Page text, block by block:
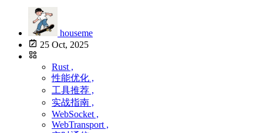
houseme
25 Oct, 2025
Rust ,
性能优化 ,
工具推荐 ,
实战指南 ,
WebSocket ,
WebTransport ,